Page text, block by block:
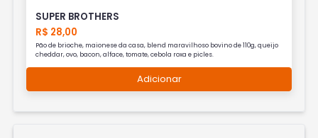
SUPER BROTHERS
R$ 28,00
Pão de brioche, maionese da casa, blend maravilhoso bovino de 110g, queijo
cheddar, ovo, bacon, alface, tomate, cebola roxa e picles.
Adicionar